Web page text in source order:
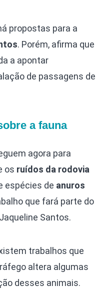
propostas para a
. Porém, afirma que
a apontar
de passagens de
a fauna
agora para
os ruídos da rodovia
espécies de anuros
que fará parte do
Santos.
trabalhos que
altera algumas
desses animais.